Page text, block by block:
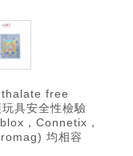
free
具安全性檢驗
，Connetix，
均相容